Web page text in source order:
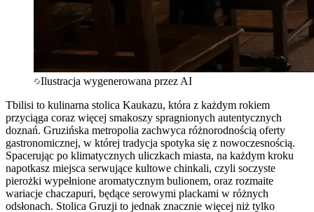
Ilustracja wygenerowana przez AI
Tbilisi to kulinarna stolica Kaukazu, która z każdym rokiem
przyciąga coraz więcej smakoszy spragnionych autentycznych
doznań. Gruzińska metropolia zachwyca różnorodnością oferty
gastronomicznej, w której tradycja spotyka się z nowoczesnością.
Spacerując po klimatycznych uliczkach miasta, na każdym kroku
napotkasz miejsca serwujące kultowe chinkali, czyli soczyste
pierożki wypełnione aromatycznym bulionem, oraz rozmaite
wariacje chaczapuri, będące serowymi plackami w różnych
odsłonach. Stolica Gruzji to jednak znacznie więcej niż tylko